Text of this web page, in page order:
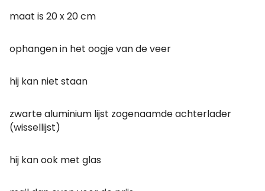
maat is 20 x 20 cm
ophangen in het oogje van de veer
hij kan niet staan
zwarte aluminium lijst zogenaamde achterlader
(wissellijst)
hij kan ook met glas